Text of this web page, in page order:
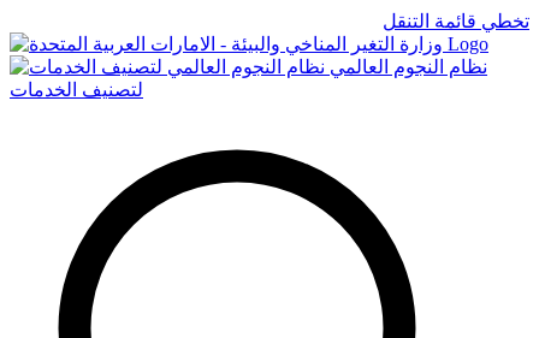
تخطي قائمة التنقل
Logo
نظام النجوم العالمي
لتصنيف الخدمات